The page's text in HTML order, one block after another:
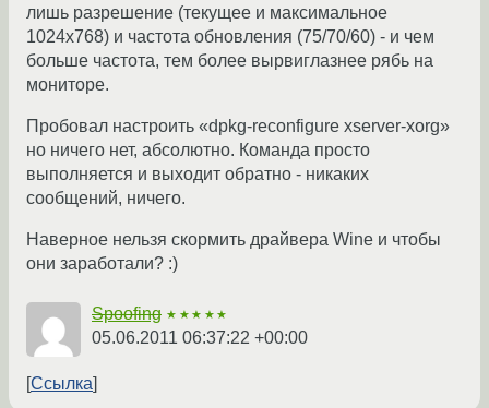
лишь разрешение (текущее и максимальное
1024х768) и частота обновления (75/70/60) - и чем
больше частота, тем более вырвиглазнее рябь на
мониторе.
Пробовал настроить «dpkg-reconfigure xserver-xorg»
но ничего нет, абсолютно. Команда просто
выполняется и выходит обратно - никаких
сообщений, ничего.
Наверное нельзя скормить драйвера Wine и чтобы
они заработали? :)
Spoofing ★★★★★
05.06.2011 06:37:22 +00:00
Ссылка